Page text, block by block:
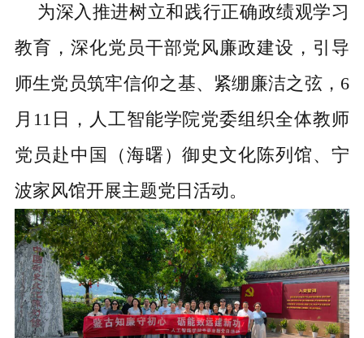
为深入推进树立和践行正确政绩观学习
教育，深化党员干部党风廉政建设，引导
师生党员筑牢信仰之基、紧绷廉洁之弦， 6
月11日，人工智能学院党委组织全体教师
党员赴中国（海曙）御史文化陈列馆、宁
波家风馆开展主题党日活动。